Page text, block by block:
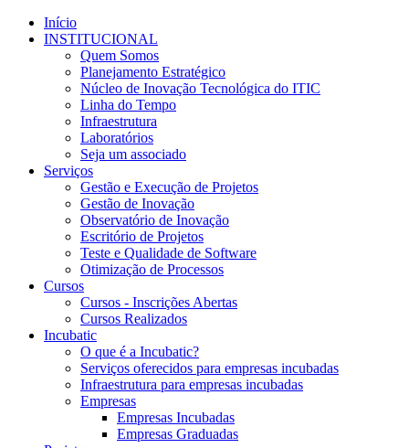
Início
INSTITUCIONAL
Quem Somos
Planejamento Estratégico
Núcleo de Inovação Tecnológica do ITIC
Linha do Tempo
Infraestrutura
Laboratórios
Seja um associado
Serviços
Gestão e Execução de Projetos
Gestão de Inovação
Observatório de Inovação
Escritório de Projetos
Teste e Qualidade de Software
Otimização de Processos
Cursos
Cursos - Inscrições Abertas
Cursos Realizados
Incubatic
O que é a Incubatic?
Serviços oferecidos para empresas incubadas
Infraestrutura para empresas incubadas
Empresas
Empresas Incubadas
Empresas Graduadas